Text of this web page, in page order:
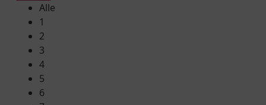
Alle
1
2
3
4
5
6